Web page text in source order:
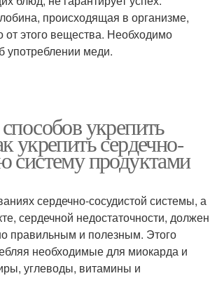
происходящая в организме,
от этого вещества. Необходимо
употреблении меди.
укрепить
укрепить сердечно-
систему продуктами
сердечно-сосудистой системы, а
сердечной недостаточности, должен
правильным и полезным. Этого
необходимые для миокарда и
углеводы, витамины и